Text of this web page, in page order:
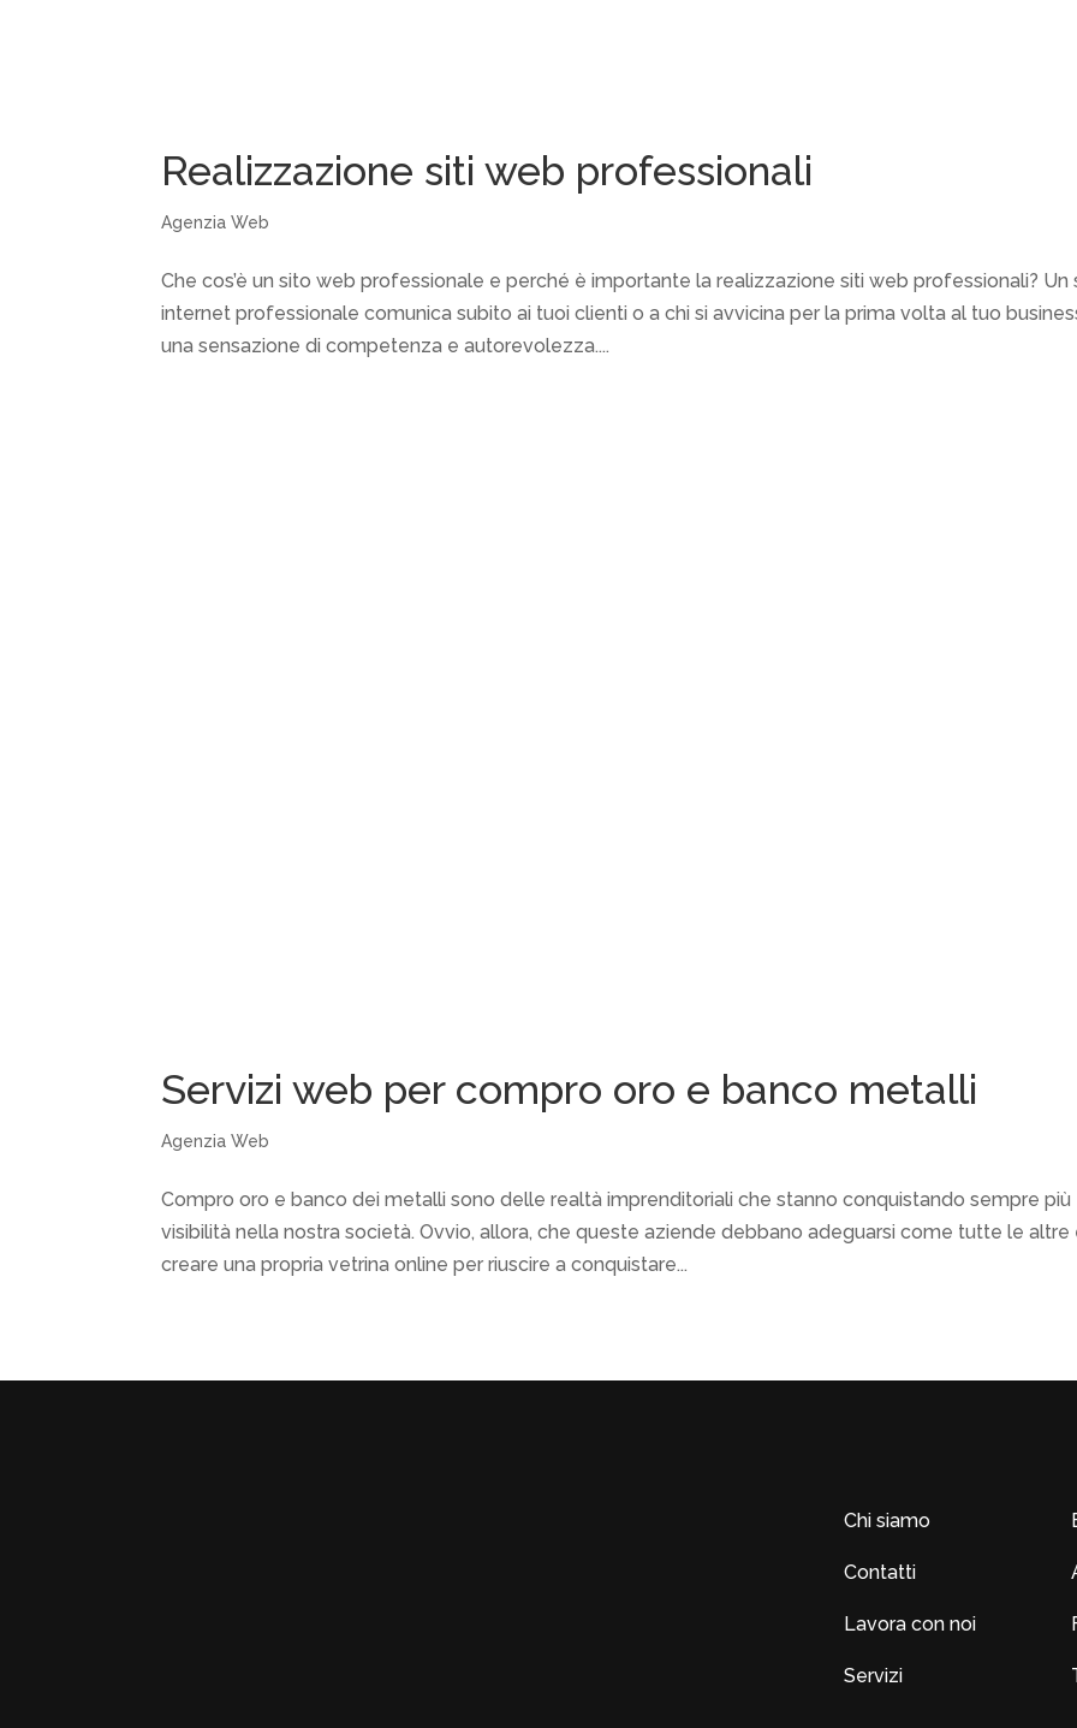
Realizzazione siti web professionali
Agenzia Web
Che cos’è un sito web professionale e perché è importante la realizzazione siti web professionali? Un
internet professionale comunica subito ai tuoi clienti o a chi si avvicina per la prima volta al tuo
una sensazione di competenza e autorevolezza....
Servizi web per compro oro e banco metalli
Agenzia Web
Compro oro e banco dei metalli sono delle realtà imprenditoriali che stanno conquistando sempre più
visibilità nella nostra società. Ovvio, allora, che queste aziende debbano adeguarsi come tutte le altre
creare una propria vetrina online per riuscire a conquistare...
Chi siamo
Contatti
Lavora con noi
Servizi